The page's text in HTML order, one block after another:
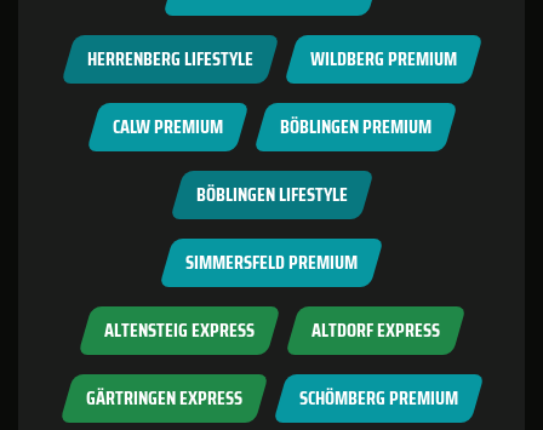
HERRENBERG LIFESTYLE WILDBERG PREMIUM
CALW PREMIUM BÖBLINGEN PREMIUM
BÖBLINGEN LIFESTYLE
SIMMERSFELD PREMIUM
ALTENSTEIG EXPRESS ALTDORF EXPRESS
GÄRTRINGEN EXPRESS SCHÖMBERG PREMIUM